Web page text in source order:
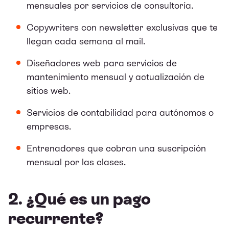
mensuales por servicios de consultoría.
Copywriters con newsletter exclusivas que te
llegan cada semana al mail.
Diseñadores web para servicios de
mantenimiento mensual y actualización de
sitios web.
Servicios de contabilidad para autónomos o
empresas.
Entrenadores que cobran una suscripción
mensual por las clases.
2. ¿Qué es un pago
recurrente?